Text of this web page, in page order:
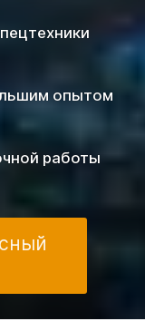
опытом
работы